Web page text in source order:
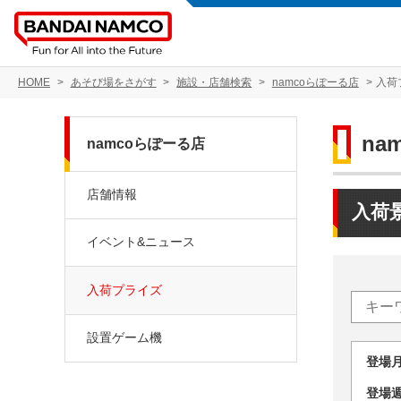
HOME あそび場をさがす 施設・店舗検索 namcoらぽーる店 入荷
入荷
登
登
namcoらぽーる店
店舗情報
イベント&ニュース
入荷プライズ
設置ゲーム機